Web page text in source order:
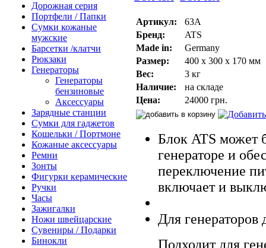
Дорожная серия
Портфели / Папки
Сумки кожаные
мужские
Барсетки /клатчи
Рюкзаки
Генераторы
Генераторы
бензиновые
Аксессуары
Зарядные станции
Сумки для гаджетов
Кошельки / Портмоне
Кожаные аксессуары
Ремни
Зонты
Фигурки керамические
Ручки
Часы
Зажигалки
Ножи швейцарские
Сувениры / Подарки
Бинокли
Артикул:
63А
Бренд:
ATS
Made in:
Germany
Размер:
400 х 300 х 170 мм
Вес:
3 кг
Наличие:
на складе
Цена:
24000 грн.
Блок ATS может
генераторе и
переключение
включает и
Для
Подходит для